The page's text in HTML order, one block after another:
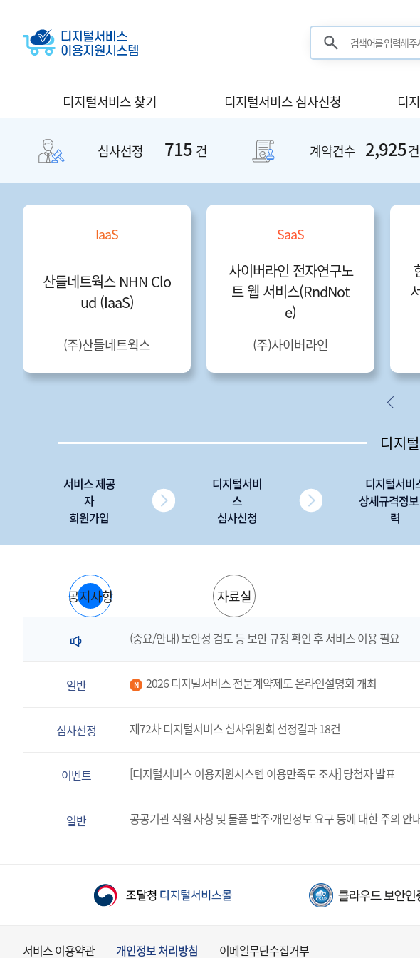
검색어를 입력해
디지털서비스 찾기 디지털서비스 심사신청 디
심사선정 715 건 계약건수 2,925건
IaaS
산들네트웍스 NHN Clo
ud (IaaS)
(주)산들네트웍스
SaaS
사이버라인 전자연구노
트 웹 서비스(RndNot
e)
(주)사이버라인
디지
서비스 제공
자
회원가입
디지털서비
스
심사신청
디지털서비
상세규격정
력
공지사항 자료실
(중요/안내) 보안성 검토 등 보안 규정 확인 후 서비스 이용 필요
일반 N 2026 디지털서비스 전문계약제도 온라인설명회 개최
심사선정 제72차 디지털서비스 심사위원회 선정결과 18건
이벤트 [디지털서비스 이용지원시스템 이용만족도 조사] 당첨자 발표
일반 공공기관 직원 사칭 및 물품 발주·개인정보 요구 등에 대한 주의 안
서비스 이용약관 개인정보 처리방침 이메일무단수집거부